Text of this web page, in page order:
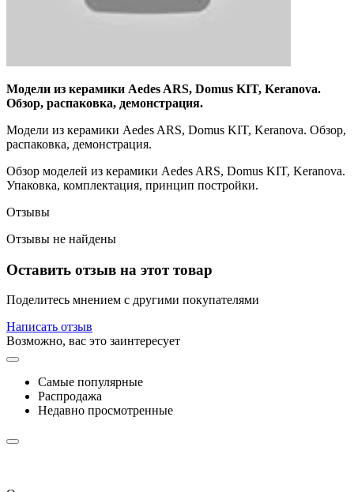
Модели из керамики Aedes ARS, Domus KIT, Keranova.
Обзор, распаковка, демонстрация.
Модели из керамики Aedes ARS, Domus KIT, Keranova. Обзор,
распаковка, демонстрация.
Обзор моделей из керамики Aedes ARS, Domus KIT, Keranova.
Упаковка, комплектация, принцип постройки.
Отзывы
Отзывы не найдены
Оставить отзыв на этот товар
Поделитесь мнением с другими покупателями
Написать отзыв
Возможно, вас это заинтересует
Самые популярные
Распродажа
Недавно просмотренные